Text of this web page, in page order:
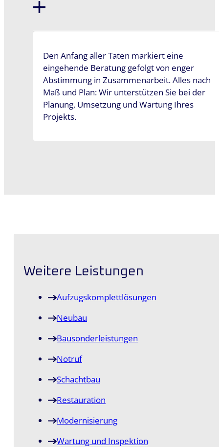
Den Anfang aller Taten markiert eine
eingehende Beratung gefolgt von enger
Abstimmung in Zusammenarbeit. Alles nach
Maß und Plan: Wir unterstützen Sie bei der
Planung, Umsetzung und Wartung Ihres
Projekts.
Weitere Leistungen
Aufzugskomplett­lösungen
Neubau
Bausonder­leistungen
Notruf
Schachtbau
Restauration
Modernisierung
Wartung und Inspektion